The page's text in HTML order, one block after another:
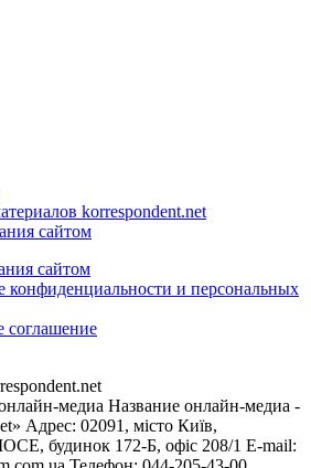
korrespondent.net
сайтом
сайтом
конфиденциальности и персональных
соглашение
медиа Название онлайн-медиа -
Адрес: 02091, місто Київ,
будинок 172-Б, офіс 208/1 E-mail: